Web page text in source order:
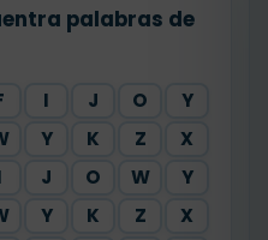
palabras de
I J O
Y
Y K Z
X
J O W
Y
Y K Z
X